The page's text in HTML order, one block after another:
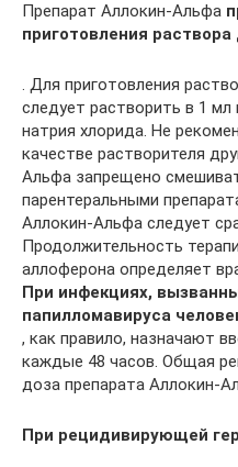
Препарат Аллокин-Альфа
приготовления
. Для приготовления
следует растворить в 1
натрия хлорида. Не
качестве растворителя
Альфа запрещено
парентеральными
Аллокин-Альфа следует
Продолжительность
аллоферона определяет
При инфекциях,
папилломавируса
, как правило, назначают
каждые 48 часов. Общая
доза препарата Аллокин-
При рецидивирующей